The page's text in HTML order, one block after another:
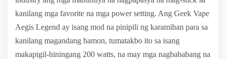
kanilang mga favorite na mga power setting. Ang Geek Vape
Aegis Legend ay isang mod na pinipili ng karamihan para sa
kanilang magandang hamon, tumatakbo ito sa isang
makapigil-hiningang 200 watts, na may mga nagbababang na